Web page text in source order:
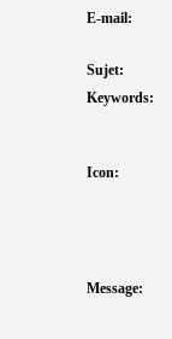
E-mail:
Sujet:
Keywords:
Icon:
Message: